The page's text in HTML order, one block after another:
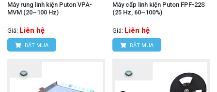
Máy rung linh kiện Puton VPA-
MVM (20~100 Hz)
Giá: Liên hệ
ĐẶT MUA
Máy cấp linh kiện Puton FPF-22S
(25 Hz, 60~100%)
Giá: Liên hệ
ĐẶT MUA